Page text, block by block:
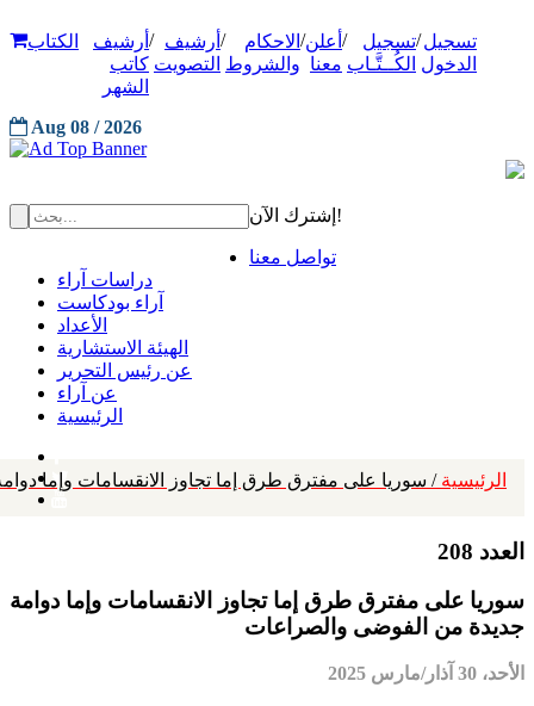
تسجيل
الدخول
/تسجيل
الكُــتَّـاب
/ أعلن
معنا
/ الاحكام
والشروط
/ أرشيف
التصويت
/ أرشيف
كاتب
الشهر
الكتاب
Aug 08 / 2026
إشترك الآن!
تواصل معنا
دراسات آراء
آراء بودكاست
الأعداد
الهيئة الاستشارية
عن رئيس التحرير
عن آراء
الرئيسية
الرئيسية / سوريا على مفترق طرق إما تجاوز الانقسامات وإما
العدد 208
سوريا على مفترق طرق إما تجاوز الانقسامات وإما دوامة
جديدة من الفوضى والصراعات
الأحد، 30 آذار/مارس 2025